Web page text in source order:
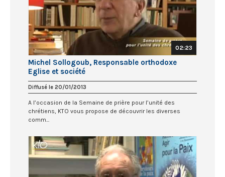
02:23
Michel Sollogoub, Responsable orthodoxe
Eglise et société
Diffusé le 20/01/2013
A l’occasion de la Semaine de prière pour l’unité des
chrétiens, KTO vous propose de découvrir les diverses
comm...